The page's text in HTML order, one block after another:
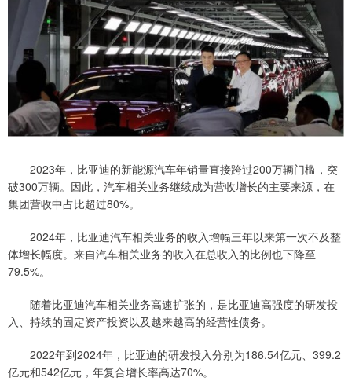
2023年，比亚迪的新能源汽车年销量直接跨过200万辆门槛，突
破300万辆。因此，汽车相关业务继续成为营收增长的主要来源，在
集团营收中占比超过80%。
2024年，比亚迪汽车相关业务的收入增幅三年以来第一次不及整
体增长幅度。来自汽车相关业务的收入在总收入的比例也下降至
79.5%。
随着比亚迪汽车相关业务高速扩张的，是比亚迪高强度的研发投
入、持续的固定资产投资以及越来越高的经营性债务。
2022年到2024年，比亚迪的研发投入分别为186.54亿元、399.2
亿元和542亿元，年复合增长率高达70%。